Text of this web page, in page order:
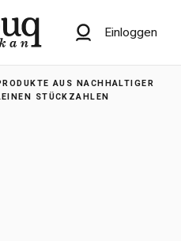
Einloggen
AUS NACHHALTIGER
STÜCKZAHLEN